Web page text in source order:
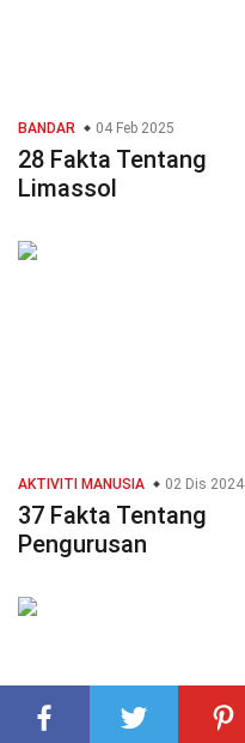
BANDAR 04 Feb 2025
28 Fakta Tentang
Limassol
AKTIVITI MANUSIA 02 Dis 2024
37 Fakta Tentang
Pengurusan